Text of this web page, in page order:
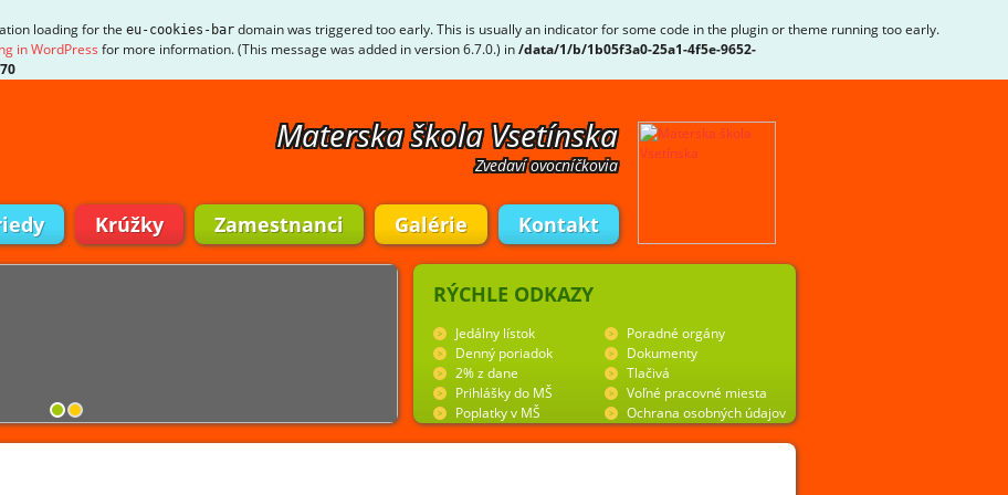
loading for the eu-cookies-bar domain was triggered too early. This is usually an indicator for some code in the plugin or theme running too early.
in WordPress for more information. (This message was added in version 6.7.0.) in/data/1/b/1b05f3a0-25a1-4f5e-9652-
Materska škola Vsetínska
Zvedaví ovocníčkovia
Krúžky Zamestnanci Galérie Kontakt
RÝCHLE ODKAZY
Jedálny lístok
Poradné orgány
Denný poriadok
Dokumenty
2% z dane
Tlačivá
Prihlášky do MŠ
Voľné pracovné miesta
Poplatky v MŠ
Ochrana osobných údajov